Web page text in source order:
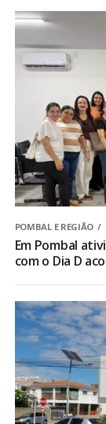
POMBAL E REGIÃO
Em Pombal
com o Dia D